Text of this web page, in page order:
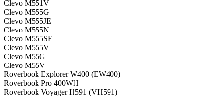
Clevo M551V
Clevo M555G
Clevo M555JE
Clevo M555N
Clevo M555SE
Clevo M555V
Clevo M55G
Clevo M55V
Roverbook Explorer W400 (EW400)
Roverbook Pro 400WH
Roverbook Voyager H591 (VH591)